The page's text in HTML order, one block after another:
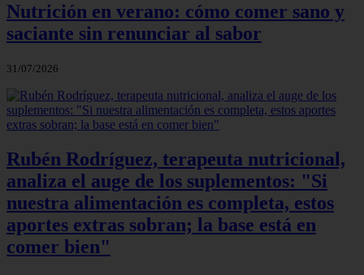
Nutrición en verano: cómo comer sano y
saciante sin renunciar al sabor
31/07/2026
Rubén Rodríguez, terapeuta nutricional,
analiza el auge de los suplementos: "Si
nuestra alimentación es completa, estos
aportes extras sobran; la base está en
comer bien"